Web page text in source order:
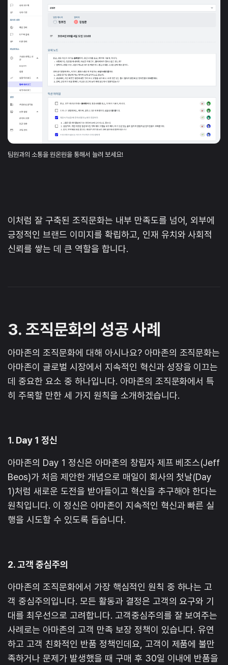
팀원과의 소통을 원온원을 통해서 늘려 보세요!
이처럼 잘 구축된 조직문화는 내부 만족도를 넘어, 외부에
긍정적인 브랜드 이미지를 확립하고, 인재 유치와 사회적
신뢰를 쌓는 데 큰 역할을 합니다.
3. 조직문화의 성공 사례
아마존의 조직문화에 대해 아시나요? 아마존의 조직문화는
아마존이 글로벌 시장에서 지속적인 혁신과 성장을 이끄는
데 중요한 요소 중 하나입니다. 아마존의 조직문화에서 특
히 주목할 만한 세 가지 원칙을 소개하겠습니다.
1. Day 1 정신
아마존의 Day 1 정신은 아마존의 창립자 제프 베조스(Jeff
Beos)가 처음 제안한 개념으로 매일이 회사의 첫날(Day
1)처럼 새로운 도전을 받아들이고 혁신을 추구해야 한다는
원칙입니다. 이 정신은 아마존이 지속적인 혁신과 빠른 실
행을 시도할 수 있도록 돕습니다.
2. 고객 중심주의
아마존의 조직문화에서 가장 핵심적인 원칙 중 하나는 고
객 중심주의입니다. 모든 활동과 결정은 고객의 요구와 기
대를 최우선으로 고려합니다. 고객중심주의를 잘 보여주는
사례로는 아마존의 고객 만족 보장 정책이 있습니다. 유연
하고 고객 친화적인 반품 정책인데요, 고객이 제품에 불만
족하거나 문제가 발생했을 때 구매 후 30일 이내에 반품을